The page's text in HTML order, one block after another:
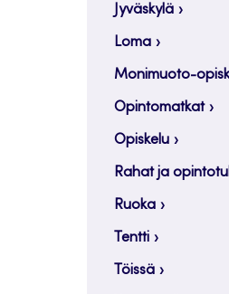
Jyväskylä
Loma
Monimuoto-
Opintomatkat
Opiskelu
Rahat ja
Ruoka
Tentti
Töissä